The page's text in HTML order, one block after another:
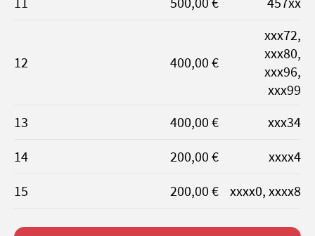
12 400,00 €
xxx72,
xxx80,
xxx96,
xxx99
13
400,00 €
xxx34
14
200,00 €
xxxx4
15
200,00 € xxxx0, xxxx8